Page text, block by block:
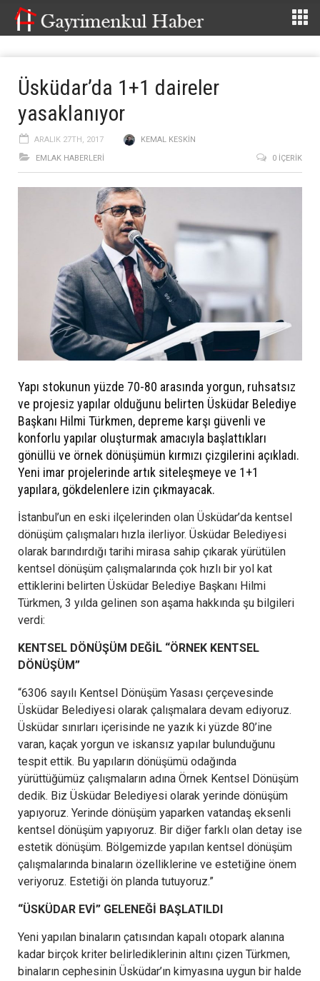
Üsküdar’da 1+1 daireler
yasaklanıyor
ARALIK 27TH, 2017
KEMAL KESKIN
EMLAK HABERLERI
0 İÇERIK
Yapı stokunun yüzde 70-80 arasında yorgun, ruhsatsız
ve projesiz yapılar olduğunu belirten Üsküdar Belediye
Başkanı Hilmi Türkmen, depreme karşı güvenli ve
konforlu yapılar oluşturmak amacıyla başlattıkları
gönüllü ve örnek dönüşümün kırmızı çizgilerini açıkladı.
Yeni imar projelerinde artık siteleşmeye ve 1+1
yapılara, gökdelenlere izin çıkmayacak.
İstanbul’un en eski ilçelerinden olan Üsküdar’da kentsel
dönüşüm çalışmaları hızla ilerliyor. Üsküdar Belediyesi
olarak barındırdığı tarihi mirasa sahip çıkarak yürütülen
kentsel dönüşüm çalışmalarında çok hızlı bir yol kat
ettiklerini belirten Üsküdar Belediye Başkanı Hilmi
Türkmen, 3 yılda gelinen son aşama hakkında şu bilgileri
verdi:
KENTSEL DÖNÜŞÜM DEĞİL “ÖRNEK KENTSEL
DÖNÜŞÜM”
“6306 sayılı Kentsel Dönüşüm Yasası çerçevesinde
Üsküdar Belediyesi olarak çalışmalara devam ediyoruz.
Üsküdar sınırları içerisinde ne yazık ki yüzde 80’ine
varan, kaçak yorgun ve iskansız yapılar bulunduğunu
tespit ettik. Bu yapıların dönüşümü odağında
yürüttüğümüz çalışmaların adına Örnek Kentsel Dönüşüm
dedik. Biz Üsküdar Belediyesi olarak yerinde dönüşüm
yapıyoruz. Yerinde dönüşüm yaparken vatandaş eksenli
kentsel dönüşüm yapıyoruz. Bir diğer farklı olan detay ise
estetik dönüşüm. Bölgemizde yapılan kentsel dönüşüm
çalışmalarında binaların özelliklerine ve estetiğine önem
veriyoruz. Estetiği ön planda tutuyoruz.”
“ÜSKÜDAR EVİ” GELENEĞİ BAŞLATILDI
Yeni yapılan binaların çatısından kapalı otopark alanına
kadar birçok kriter belirlediklerinin altını çizen Türkmen,
binaların cephesinin Üsküdar’ın kimyasına uygun bir halde